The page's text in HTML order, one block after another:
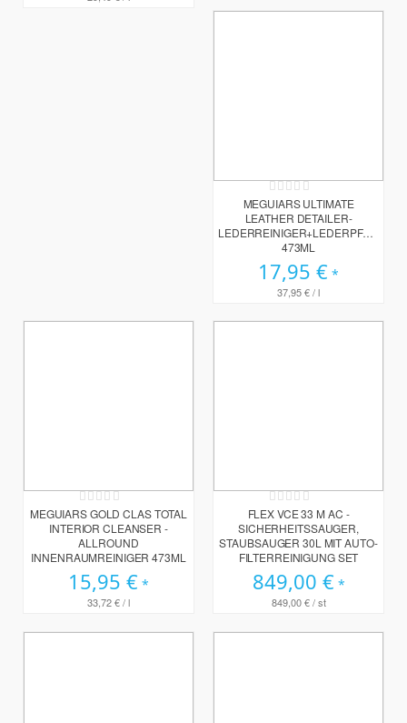
Rating:
0%
MEGUIARS ULTIMATE
LEATHER DETAILER-
LEDERREINIGER+LEDERPFLEGE
473ML
17,95 €
37,95 €/ l
Rating:
0%
MEGUIARS GOLD CLAS TOTAL
INTERIOR CLEANSER -
ALLROUND
INNENRAUMREINIGER 473ML
15,95 €
33,72 €/ l
Rating:
0%
FLEX VCE 33 M AC -
SICHERHEITSSAUGER,
STAUBSAUGER 30L MIT AUTO-
FILTERREINIGUNG SET
849,00 €
849,00 €/ st